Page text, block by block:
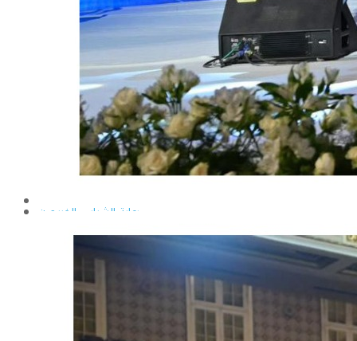
إيداع الرسائل بالمكتبة المركزية
نماذج البعثات والمهمات العلمية
قواعد كتابة الرسائل العلمية
محطة التجارب و البحوث الزراعية
خدمة المجتمع وتنمية البيئة
تقرير قطاع شئون البيئة و خدمة المجتمع
عن قطاع خدمة المجتمع وتنمية البيئة
الخطة السنوية للقطاع
وحدة الأزمات والكوارث
رعاية الشباب والخريجون
رعاية الشباب
الخدمات التى تقدمها الإدارة
كيفية مشاركة الطالب فى النشاط